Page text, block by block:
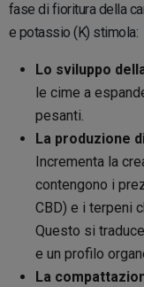
fase di fioritura della
e potassio (K) stimola:
Lo sviluppo
le cime a
pesanti.
La produzione
Incrementa la
contengono i
CBD) e i terpeni
Questo si
e un profilo
La